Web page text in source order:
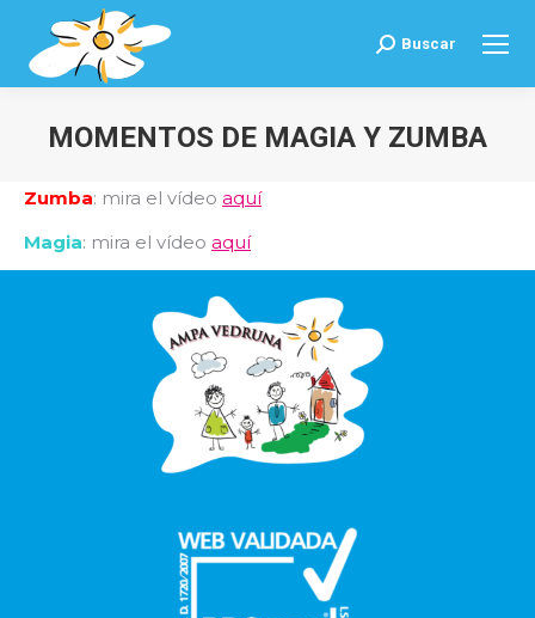
Buscar:
Buscar
MOMENTOS DE MAGIA Y ZUMBA
Zumba: mira el vídeo aquí
Magia: mira el vídeo aquí